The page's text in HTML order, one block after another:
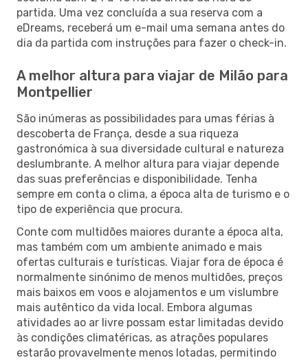
partida. Uma vez concluída a sua reserva com a
eDreams, receberá um e-mail uma semana antes do
dia da partida com instruções para fazer o check-in.
A melhor altura para viajar de Milão para
Montpellier
São inúmeras as possibilidades para umas férias à
descoberta de França, desde a sua riqueza
gastronómica à sua diversidade cultural e natureza
deslumbrante. A melhor altura para viajar depende
das suas preferências e disponibilidade. Tenha
sempre em conta o clima, a época alta de turismo e o
tipo de experiência que procura.
Conte com multidões maiores durante a época alta,
mas também com um ambiente animado e mais
ofertas culturais e turísticas. Viajar fora de época é
normalmente sinónimo de menos multidões, preços
mais baixos em voos e alojamentos e um vislumbre
mais autêntico da vida local. Embora algumas
atividades ao ar livre possam estar limitadas devido
às condições climatéricas, as atrações populares
estarão provavelmente menos lotadas, permitindo